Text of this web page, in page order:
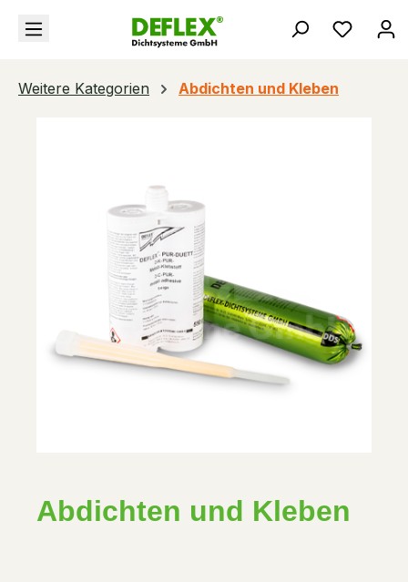
springen Du
Weitere Kategorien Abdichten und Kleben
Abdichten und Kleben